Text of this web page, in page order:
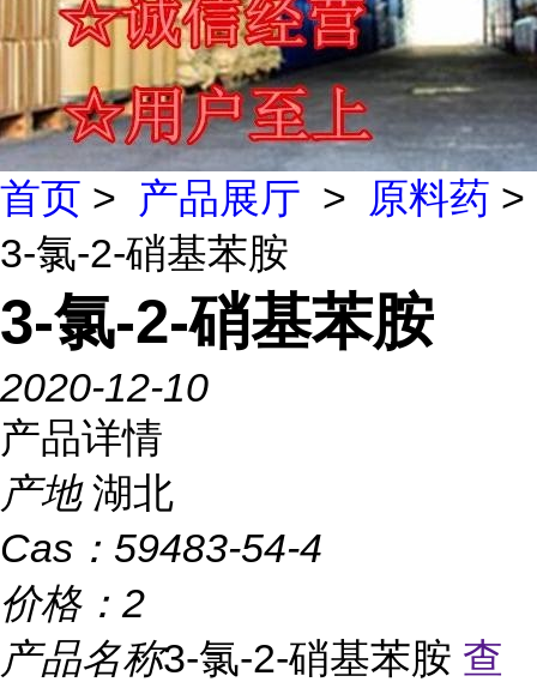
首页 > 产品展厅 > 原料药 >
3-氯-2-硝基苯胺
3-氯-2-硝基苯胺
2020-12-10
产品详情
产地 湖北
Cas： 59483-54-4
价格： 2
产品名称3-氯-2-硝基苯胺 查